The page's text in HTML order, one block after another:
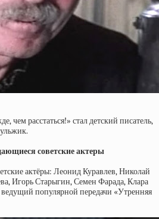
чем расстаться!» стал детский писатель,
советские актеры
актёры: Леонид Куравлев, Николай
Игорь Старыгин, Семен Фарада, Клара
популярной передачи «Утренняя